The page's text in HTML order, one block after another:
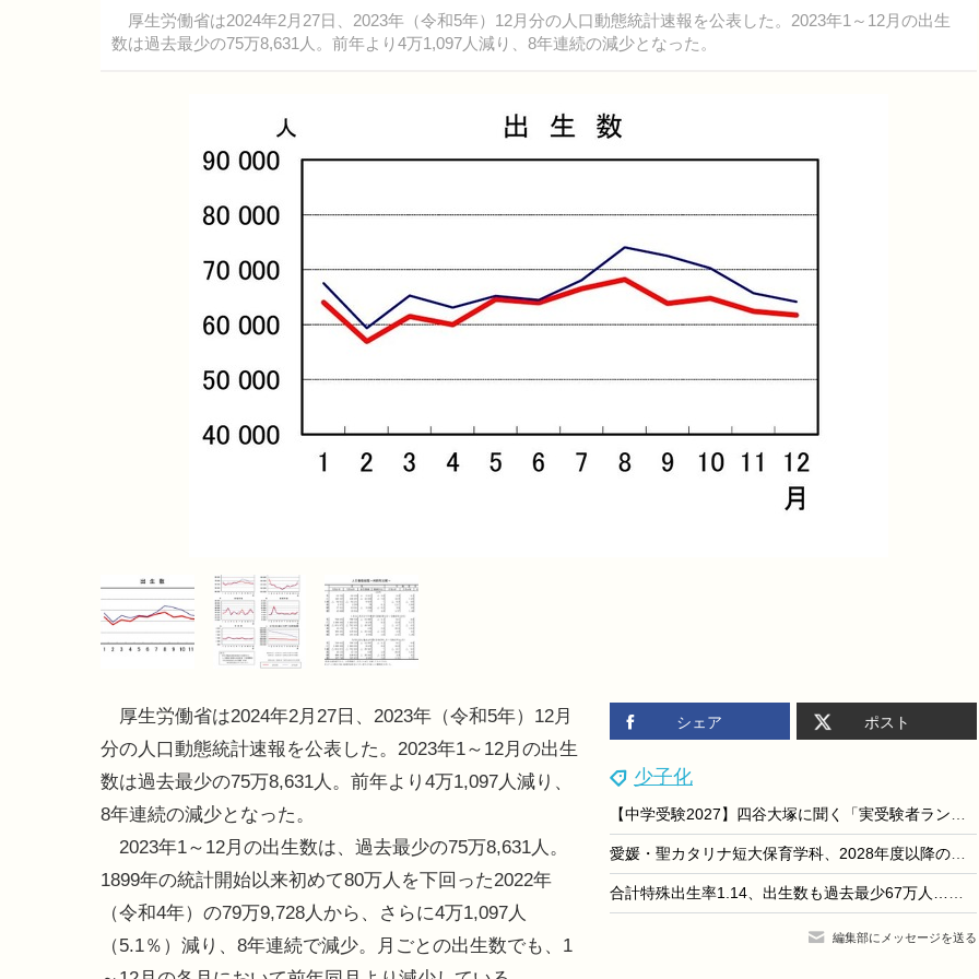
厚生労働省は2024年2月27日、2023年（令和5年）12月分の人口動態統計速報を公表した。2023年1～12月の出生
数は過去最少の75万8,631人。前年より4万1,097人減り、8年連続の減少となった。
シェア ポスト
少子化
【中学受験2027】四谷大塚に聞く「実受験者ランキング」にみる学校選びの新潮流
愛媛・聖カタリナ短大保育学科、2028年度以降の募集停止へ
合計特殊出生率1.14、出生数も過去最少67万人…人口動態統計
編集部にメッセージを送る
厚生労働省は2024年2月27日、2023年（令和5年）12月
分の人口動態統計速報を公表した。2023年1～12月の出生
数は過去最少の75万8,631人。前年より4万1,097人減り、
8年連続の減少となった。
2023年1～12月の出生数は、過去最少の75万8,631人。
1899年の統計開始以来初めて80万人を下回った2022年
（令和4年）の79万9,728人から、さらに4万1,097人
（5.1％）減り、8年連続で減少。月ごとの出生数でも、1